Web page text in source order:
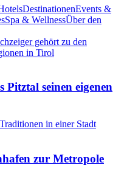
DestinationenEvents &
Spa & WellnessÜber den
Pitztal seinen eigenen
zur Metropole